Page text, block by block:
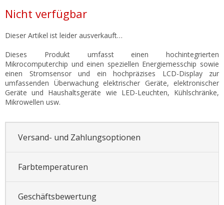
Nicht verfügbar
Dieser Artikel ist leider ausverkauft…
Dieses Produkt umfasst einen hochintegrierten
Mikrocomputerchip und einen speziellen Energiemesschip sowie
einen Stromsensor und ein hochpräzises LCD-Display zur
umfassenden Überwachung elektrischer Geräte, elektronischer
Geräte und Haushaltsgeräte wie LED-Leuchten, Kühlschränke,
Mikrowellen usw.
Versand- und Zahlungsoptionen
Farbtemperaturen
Geschäftsbewertung